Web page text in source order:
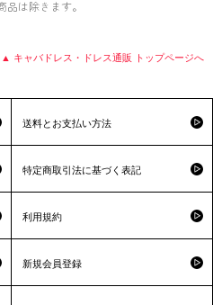
は除きます。
▲ キャバドレス・ドレス通販 トップページへ
送料とお支払い方法
特定商取引法に基づく表記
利用規約
新規会員登録